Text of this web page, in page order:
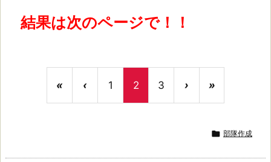
結果は次のページで！！
« ‹ 1 2 3 › »
 部隊作成